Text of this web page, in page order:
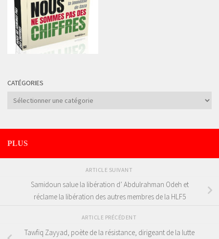
CATÉGORIES
Catégories
PLUS
ARTICLE SUIVANT
Samidoun salue la libération d’ Abdulrahman Odeh et
réclame la libération des autres membres de la HLF5
ARTICLE PRÉCÉDENT
Tawfiq Zayyad, poète de la résistance, dirigeant de la lutte